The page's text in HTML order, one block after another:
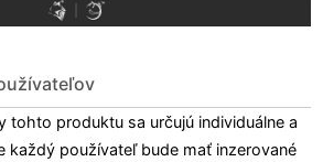
tohto produktu sa určujú individuálne a
každý používateľ bude mať inzerované